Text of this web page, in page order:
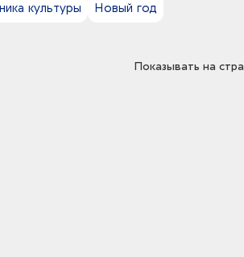
культуры Новый год
Показывать на